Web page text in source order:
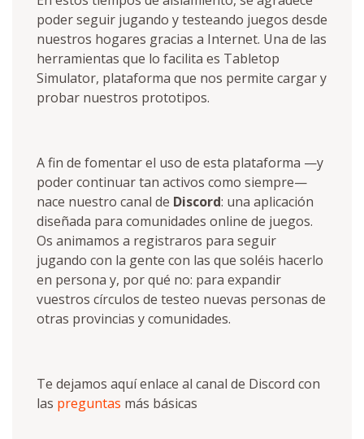
poder seguir jugando y testeando juegos desde
nuestros hogares gracias a Internet. Una de las
herramientas que lo facilita es Tabletop
Simulator, plataforma que nos permite cargar y
probar nuestros prototipos.
A fin de fomentar el uso de esta plataforma —y
poder continuar tan activos como siempre—
nace nuestro canal de Discord: una aplicación
diseñada para comunidades online de juegos.
Os animamos a registraros para seguir
jugando con la gente con las que soléis hacerlo
en persona y, por qué no: para expandir
vuestros círculos de testeo nuevas personas de
otras provincias y comunidades.
Te dejamos aquí enlace al canal de Discord con
las preguntas más básicas